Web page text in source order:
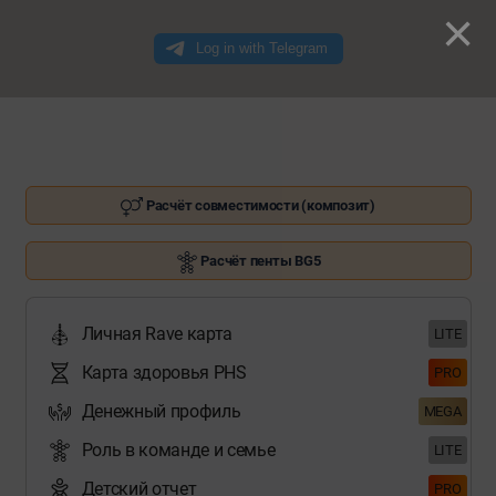
Расчёт совместимости (композит)
Расчёт пенты BG5
Личная Rave карта LITE
Карта здоровья PHS PRO
Денежный профиль MEGA
Роль в команде и семье LITE
Детский отчет PRO
×